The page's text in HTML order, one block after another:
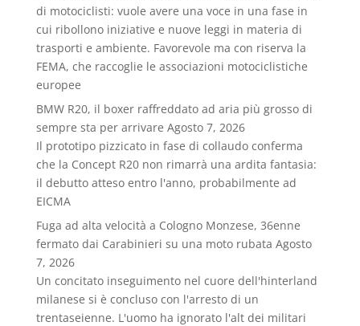
di motociclisti: vuole avere una voce in una fase in
cui ribollono iniziative e nuove leggi in materia di
trasporti e ambiente. Favorevole ma con riserva la
FEMA, che raccoglie le associazioni motociclistiche
europee
BMW R20, il boxer raffreddato ad aria più grosso di
sempre sta per arrivare Agosto 7, 2026
Il prototipo pizzicato in fase di collaudo conferma
che la Concept R20 non rimarrà una ardita fantasia:
il debutto atteso entro l'anno, probabilmente ad
EICMA
Fuga ad alta velocità a Cologno Monzese, 36enne
fermato dai Carabinieri su una moto rubata Agosto
7, 2026
Un concitato inseguimento nel cuore dell'hinterland
milanese si è concluso con l'arresto di un
trentaseienne. L'uomo ha ignorato l'alt dei militari